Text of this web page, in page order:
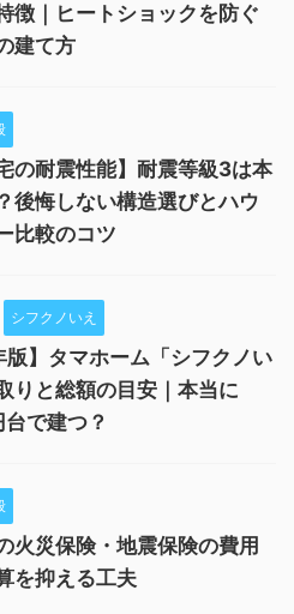
徴｜ヒートショックを防ぐ
建て方
の耐震性能】耐震等級3は本
後悔しない構造選びとハウ
比較のコツ
シフクノいえ
版】タマホーム「シフクノい
りと総額の目安｜本当に
で建つ？
火災保険・地震保険の費用
を抑える工夫